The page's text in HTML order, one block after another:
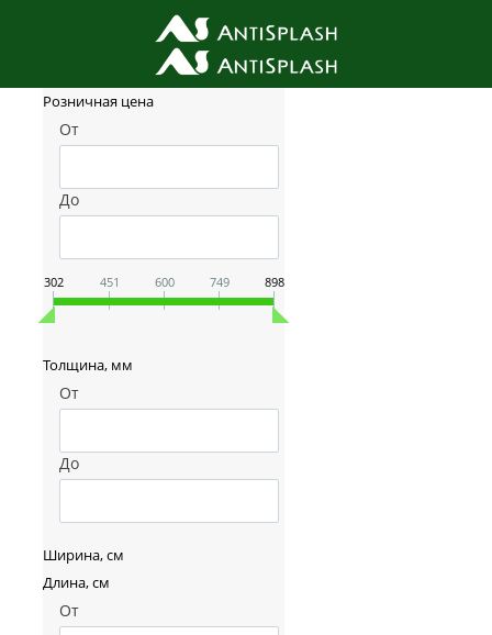
Фильтр товаров
Розничная цена
От
До
302 451 600 749 898
Толщина, мм
От
До
Ширина, см
Длина, см
От